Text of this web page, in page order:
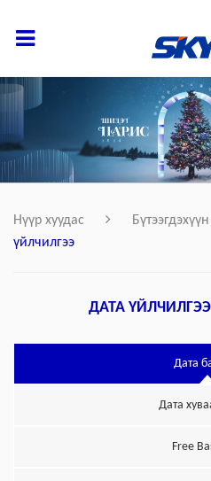
Нүүр хуудас
үйлчилгээ
ДАТА
Дата
Дата
Free